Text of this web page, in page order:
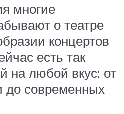
многие
о театре
концертов
есть так
на любой вкус: от
до современных